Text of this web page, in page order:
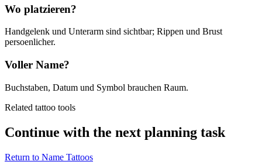
Wo platzieren?
Handgelenk und Unterarm sind sichtbar; Rippen und Brust
persoenlicher.
Voller Name?
Buchstaben, Datum und Symbol brauchen Raum.
Related tattoo tools
Continue with the next planning task
Return to Name Tattoos